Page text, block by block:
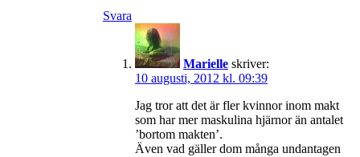
Svara
Marielle skriver:
10 augusti, 2012 kl. 09:39
Jag tror att det är fler kvinnor inom makt
som har mer maskulina hjärnor än antalet
’bortom makten’.
Även vad gäller dom många undantagen